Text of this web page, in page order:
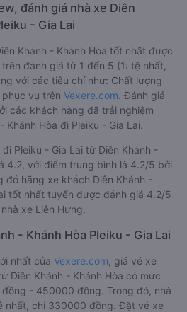
đánh giá nhà xe Diên
- Gia Lai
Khánh - Khánh Hòa tốt nhất được
đánh giá từ 1 đến 5 (1: tệ nhất,
với các tiêu chí như: Chất lượng
vụ trên Vexere.com. Đánh giá
các khách hàng đã trải nghiệm
Khánh Hòa đi Pleiku - Gia Lai.
Pleiku - Gia Lai từ Diên Khánh -
4.2, với điểm trung bình là 4.2/5 bởi
đó hãng xe khách Diên Khánh -
tốt nhất tuyến được đánh giá 4.2/5
xe Liên Hưng.
- Khánh Hòa Pleiku - Gia Lai
nhất của Vexere.com , giá vé xe
Diên Khánh - Khánh Hòa có mức
- 450000 đồng. Trong đó, nhà
nhất, chỉ 330000 đồng. Đặt vé xe